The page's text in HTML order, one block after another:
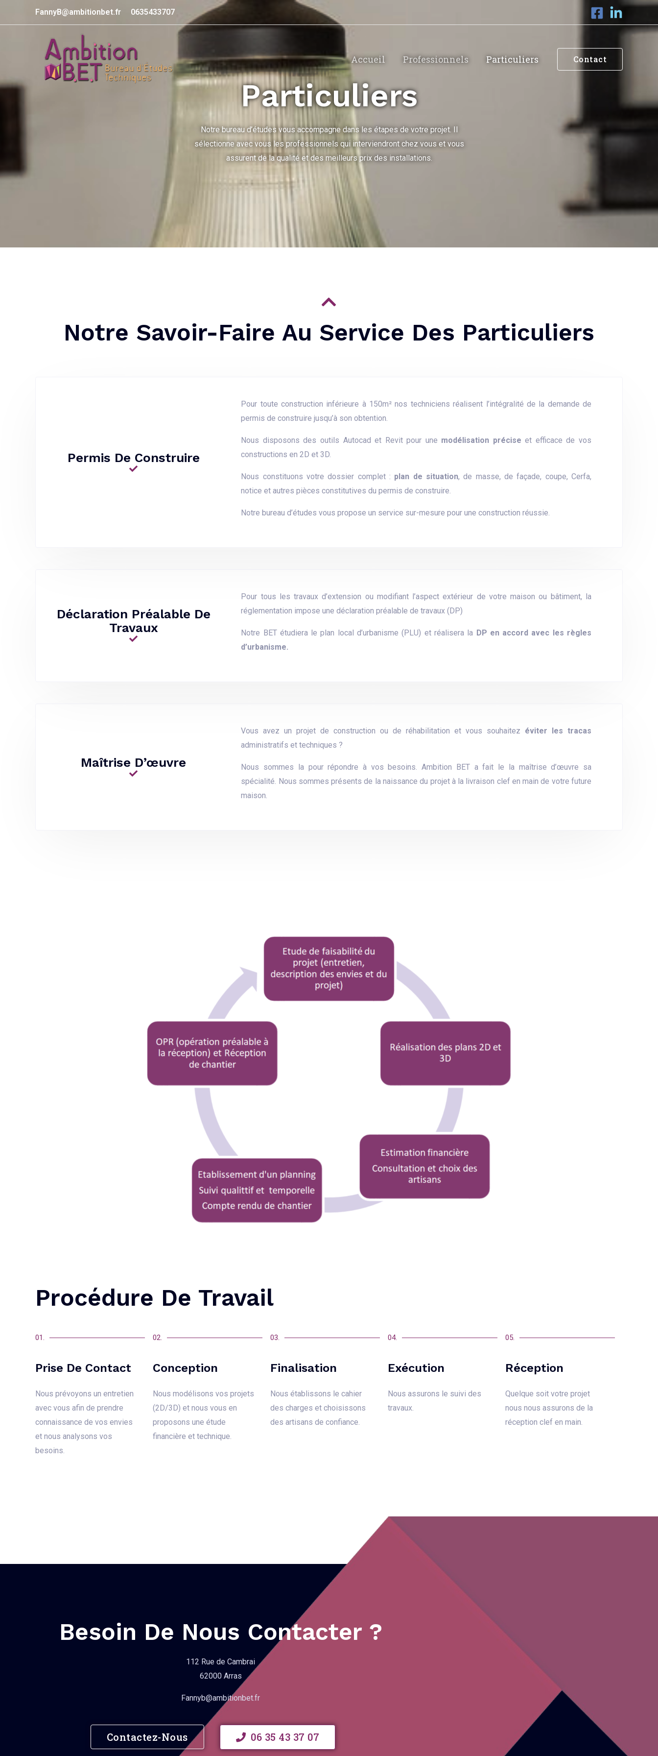
FannyB@ambitionbet.fr 0635433707
Accueil Professionnels Particuliers Contact
Particuliers
Notre bureau d’études vous accompagne dans les étapes de votre projet. Il
sélectionne avec vous les professionnels qui interviendront chez vous et vous
assurent de la qualité et des meilleurs prix des installations.
Notre Savoir-Faire Au Service Des Particuliers
Permis De Construire
Pour toute construction inférieure à 150m² nos techniciens réalisent l’intégralité de la demande de
permis de construire jusqu’à son obtention.
Nous disposons des outils Autocad et Revit pour une modélisation précise et efficace de vos
constructions en 2D et 3D.
Nous constituons votre dossier complet : plan de situation, de masse, de façade, coupe, Cerfa,
notice et autres pièces constitutives du permis de construire.
Notre bureau d’études vous propose un service sur-mesure pour une construction réussie.
Déclaration Préalable De
Travaux
Pour tous les travaux d’extension ou modifiant l’aspect extérieur de votre maison ou bâtiment, la
réglementation impose une déclaration préalable de travaux (DP)
Notre BET étudiera le plan local d’urbanisme (PLU) et réalisera la DP en accord avec les règles
d’urbanisme.
Maîtrise D’œuvre
Vous avez un projet de construction ou de réhabilitation et vous souhaitez éviter les tracas
administratifs et techniques ?
Nous sommes la pour répondre à vos besoins. Ambition BET a fait le la maîtrise d’œuvre sa
spécialité. Nous sommes présents de la naissance du projet à la livraison clef en main de votre future
maison.
Procédure De Travail
01.
Prise De Contact
Nous prévoyons un entretien
avec vous afin de prendre
connaissance de vos envies
et nous analysons vos
besoins.
02.
Conception
Nous modélisons vos projets
(2D/3D) et nous vous en
proposons une étude
financière et technique.
03.
Finalisation
Nous établissons le cahier
des charges et choisissons
des artisans de confiance.
04.
Exécution
Nous assurons le suivi des
travaux.
05.
Réception
Quelque soit votre projet
nous nous assurons de la
réception clef en main.
Besoin De Nous Contacter ?
112 Rue de Cambrai
62000 Arras
Fannyb@ambitionbet.fr
Contactez-Nous 06 35 43 37 07